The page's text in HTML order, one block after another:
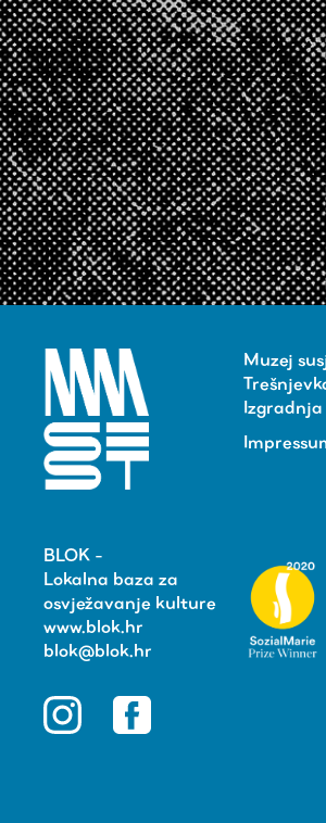
Muzej
Izgradnja
BLOK -
Lokalna baza za
osvježavanje kulture
www.blok.hr
blok@blok.hr